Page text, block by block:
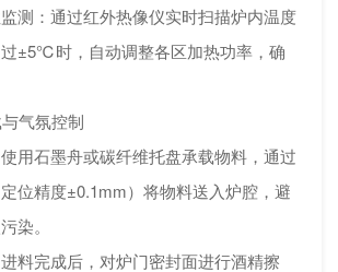
测：通过红外热像仪实时扫描炉内温度
±5℃时，自动调整各区加热功率，确
气氛控制
用石墨舟或碳纤维托盘承载物料，通过
位精度±0.1mm）将物料送入炉腔，避
染。
料完成后，对炉门密封面进行酒精擦